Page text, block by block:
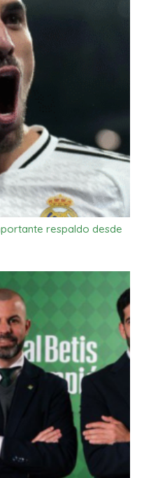
respaldo desde